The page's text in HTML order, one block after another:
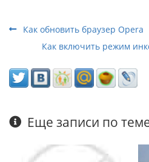
Как обновить браузер Opera
Как включить режим
Еще записи по